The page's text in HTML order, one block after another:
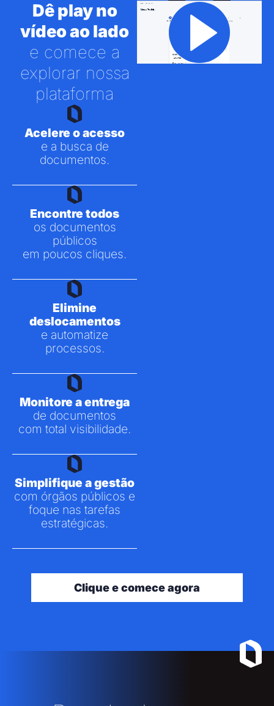
Dê play no
vídeo ao lado
e comece a
explorar nossa
plataforma
Acelere o acesso
e a busca de
documentos.
Encontre todos
os documentos
públicos
em poucos cliques.
Elimine
deslocamentos
e automatize
processos.
Monitore a entrega
de documentos
com total visibilidade.
Simplifique a gestão
com órgãos públicos e
foque nas tarefas
estratégicas.
Clique e comece agora